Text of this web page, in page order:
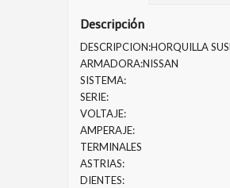
Descripción
DESCRIPCION:HORQUILLA
ARMADORA:NISSAN
SISTEMA:
SERIE:
VOLTAJE:
AMPERAJE:
TERMINALES
ASTRIAS:
DIENTES: